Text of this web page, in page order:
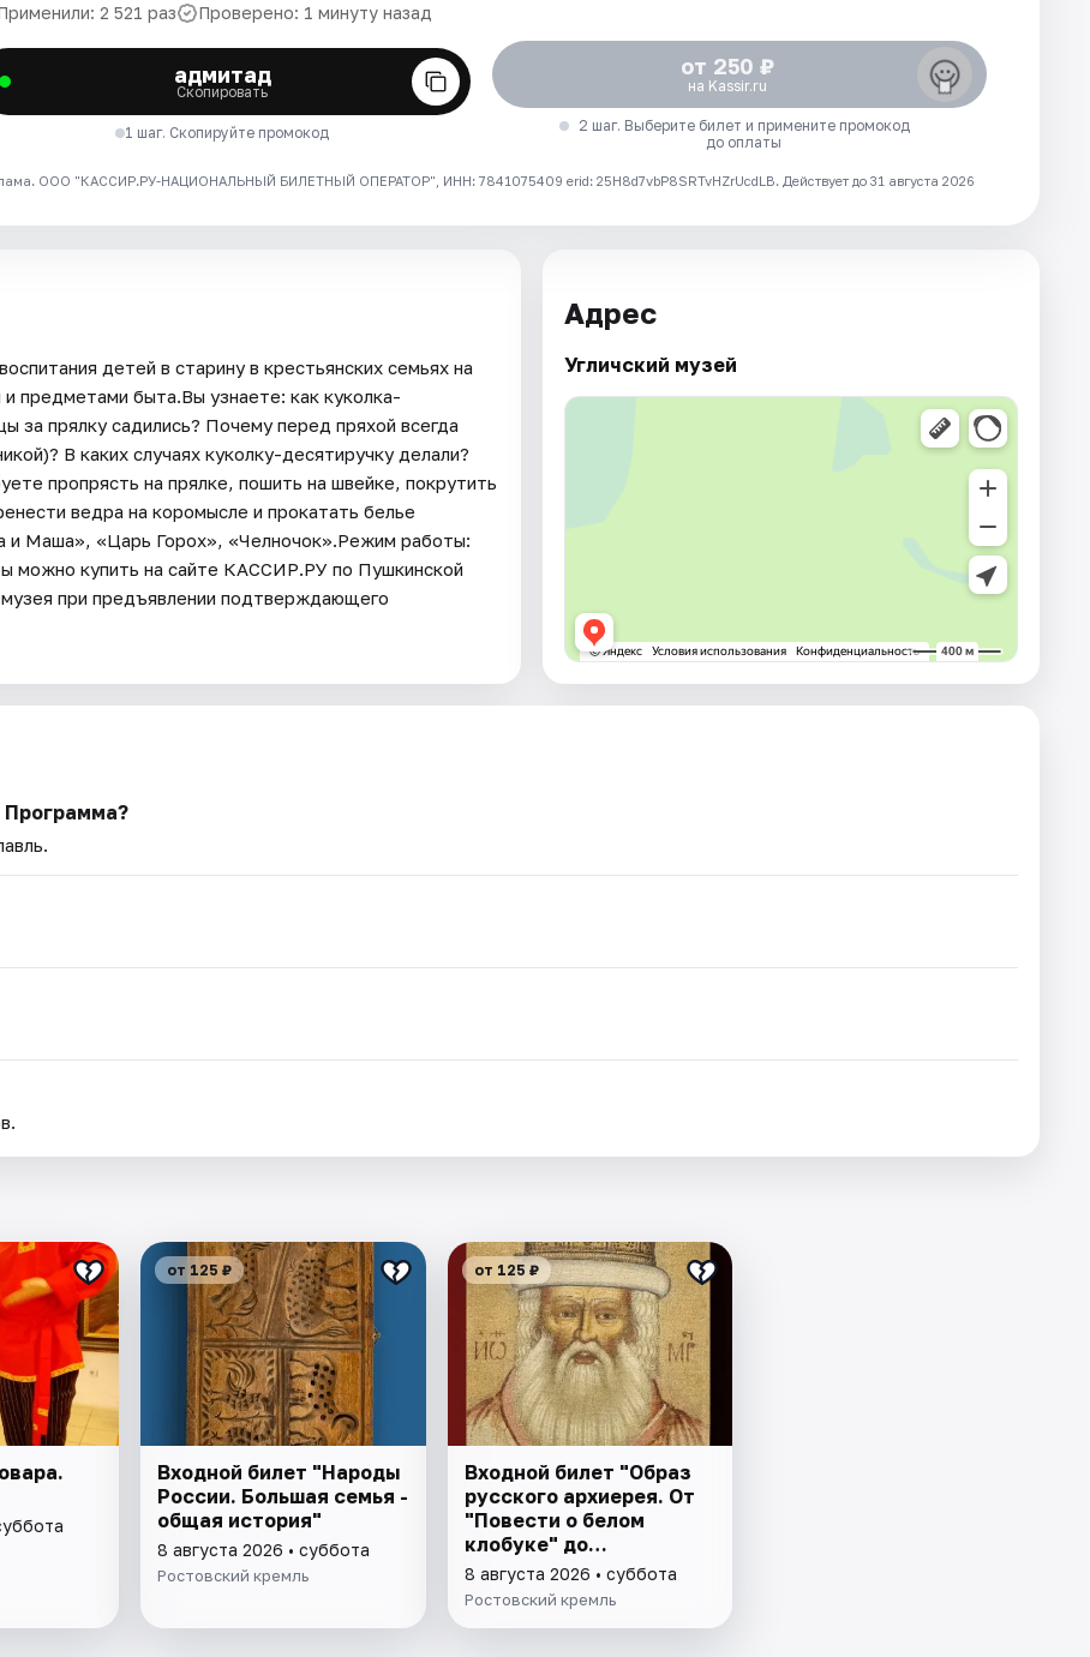
2 521 раз Проверено: 1 минуту назад
адмитад
Скопировать
1 шаг. Скопируйте промокод
от 250 ₽
на Kassir.ru
2 шаг. Выберите билет и примените промокод
до оплаты
ООО "КАССИР.РУ-НАЦИОНАЛЬНЫЙ БИЛЕТНЫЙ ОПЕРАТОР", ИНН: 7841075409 erid: 25H8d7vbP8SRTvHZrUcdLB. Действует до 31 августа 2026
детей в старину в крестьянских семьях на
предметами быта.Вы узнаете: как куколка-
за прялку садились? Почему перед пряхой всегда
В каких случаях куколку-десятиручку делали?
пропрясть на прялке, пошить на швейке, покрутить
ведра на коромысле и прокатать белье
и Маша», «Царь Горох», «Челночок».Режим работы:
можно купить на сайте КАССИР.РУ по Пушкинской
при предъявлении подтверждающего
Адрес
Угличский музей
от 125 ₽
Входной билет "Народы
России. Большая семья -
общая история"
8 августа 2026 • суббота
Ростовский кремль
от 125 ₽
Входной билет "Образ
русского архиерея. От
"Повести о белом
клобуке" до
восстановления
патриаршества"
8 августа 2026 • суббота
Ростовский кремль